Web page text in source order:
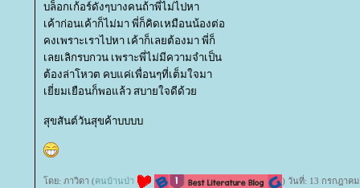
บล็อกเก้อร์ดังๆบางคนถ้าพี่ไม่ไปหา
เค้าก่อนเค้าก็ไม่มา พี่ก็คิดเหมือนน้องต่อ
คงเพราะเราไปหา เค้าก็เลยต้องมา พี่ก็
เลยเลิกรบกวน เพราะพี่ไม่มีความจำเป็น
ต้องล่าโหวต คบแค่เพื่อนๆที่เต็มใจมา
เยี่ยมเยือนก็พอแล้ว สบายใจดีด้ว
สุขสันต์วันสุขค้าบบบบ
ดย: ภาวิดา (คนบ้านป่า ) วันที่: 13 กรกฎาคม